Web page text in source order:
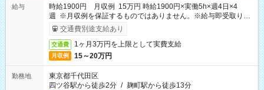
給与
時給1900円 月収例 15万円 時給1900円×実働5h×週4日×4
週 ※月収例を保証するものではありません。※給与即受取りサ
ービス利用可（利用条件有）
交通費別途支給あり
交通費 1ヶ月3万円を上限として実費支給
月収例 15～20万円
勤務地
東京都千代田区
四ツ谷駅から徒歩2分 / 麹町駅から徒歩13分